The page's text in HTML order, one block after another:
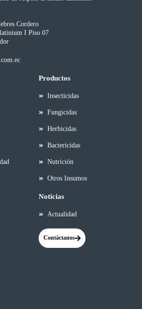
Cordero
I Piso 07
Productos
Insecticidas
Fungicidas
Herbicidas
Bactericidas
Nutrición
Otros Insumos
Noticias
Actualidad
Contáctanos